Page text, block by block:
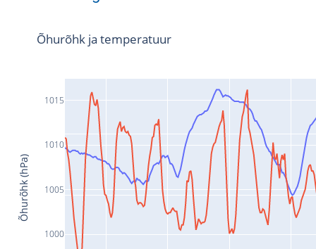
1000
1005
1010
1015
Õhurõhk ja temperatuur
Õhurõhk (hPa)